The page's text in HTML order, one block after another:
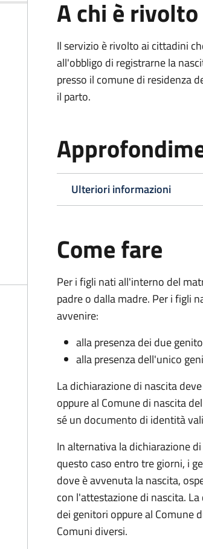
A chi è rivolto
Il servizio è rivolto ai cittadini
all'obbligo di registrarne la
presso il comune di residenza
il parto.
Ulteriori informazioni
Come fare
Per i figli nati all'interno del
padre o dalla madre. Per i figli
avvenire:
alla presenza dei due
alla presenza dell'unico
La dichiarazione di nascita
oppure al Comune di nascita
sé un documento di identità
In alternativa la dichiarazione
questo caso entro tre giorni, i
dove è avvenuta la nascita,
con l'attestazione di nascita.
dei genitori oppure al Comune
Comuni diversi.